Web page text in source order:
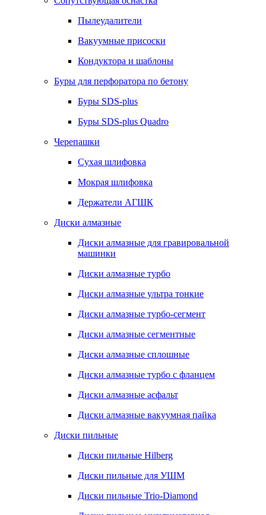
Пылеудалители
Вакуумные присоски
Кондуктора и шаблоны
Буры для перфоратора по бетону
Буры SDS-plus
Буры SDS-plus Quadro
Черепашки
Сухая шлифовка
Мокрая шлифовка
Держатели АГШК
Диски алмазные
Диски алмазные для гравировальной
машинки
Диски алмазные турбо
Диски алмазные ультра тонкие
Диски алмазные турбо-сегмент
Диски алмазные сегментные
Диски алмазные сплошные
Диски алмазные турбо с фланцем
Диски алмазные асфальт
Диски алмазные вакуумная пайка
Диски пильные
Диски пильные Hilberg
Диски пильные для УШМ
Диски пильные Trio-Diamond